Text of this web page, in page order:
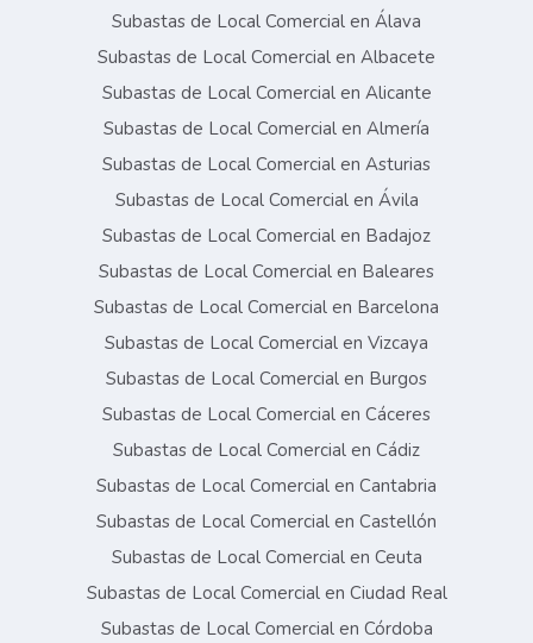
Subastas de Local Comercial en Álava
Subastas de Local Comercial en Albacete
Subastas de Local Comercial en Alicante
Subastas de Local Comercial en Almería
Subastas de Local Comercial en Asturias
Subastas de Local Comercial en Ávila
Subastas de Local Comercial en Badajoz
Subastas de Local Comercial en Baleares
Subastas de Local Comercial en Barcelona
Subastas de Local Comercial en Vizcaya
Subastas de Local Comercial en Burgos
Subastas de Local Comercial en Cáceres
Subastas de Local Comercial en Cádiz
Subastas de Local Comercial en Cantabria
Subastas de Local Comercial en Castellón
Subastas de Local Comercial en Ceuta
Subastas de Local Comercial en Ciudad Real
Subastas de Local Comercial en Córdoba